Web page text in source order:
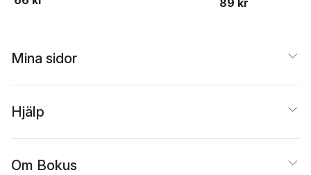
89 kr
Mina sidor
Hjälp
Om Bokus